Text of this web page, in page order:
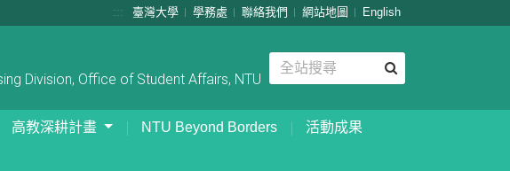
::: 臺灣大學 學務處 聯絡我們 網站地圖 English
Division, Office of Student Affairs, NTU
高教深耕計畫 NTU Beyond Borders 活動成果